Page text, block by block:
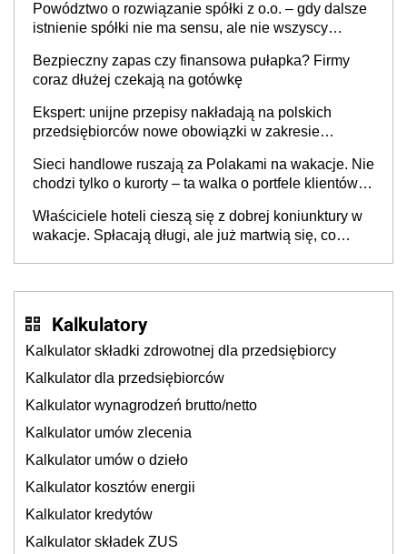
Powództwo o rozwiązanie spółki z o.o. – gdy dalsze
istnienie spółki nie ma sensu, ale nie wszyscy
Bezpieczny zapas czy finansowa pułapka? Firmy
coraz dłużej czekają na gotówkę
Ekspert: unijne przepisy nakładają na polskich
przedsiębiorców nowe obowiązki w zakresie
Sieci handlowe ruszają za Polakami na wakacje. Nie
chodzi tylko o kurorty – ta walka o portfele klientów
cichu
Właściciele hoteli cieszą się z dobrej koniunktury w
wakacje. Spłacają długi, ale już martwią się, co
Kalkulatory
Kalkulator składki zdrowotnej dla przedsiębiorcy
Kalkulator dla przedsiębiorców
Kalkulator wynagrodzeń brutto/netto
Kalkulator umów zlecenia
Kalkulator umów o dzieło
Kalkulator kosztów energii
Kalkulator kredytów
Kalkulator składek ZUS